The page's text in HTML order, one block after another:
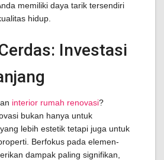
memiliki daya tarik tersendiri
hidup.
Investasi
interior rumah renovasi?
bukan hanya untuk
lebih estetik tetapi juga untuk
Berfokus pada elemen-
dampak paling signifikan,